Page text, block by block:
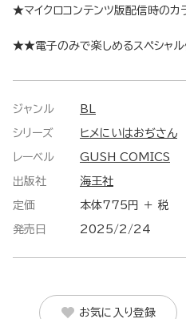
★マイクロコンテンツ版配信時のカ
★★電子のみで楽しめるスペシャ
ジャンル BL
シリーズ ヒメにいはおぢさん
レーベル GUSH COMICS
出版社 海王社
定価 本体775円 ＋ 税
発売日 2025/2/24
お気に入り登録